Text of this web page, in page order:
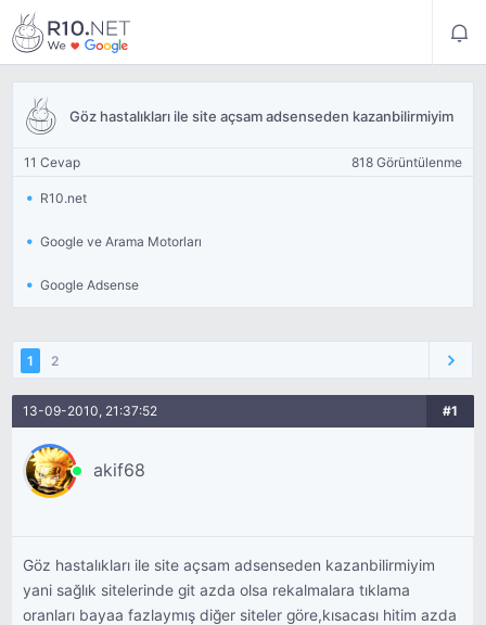
Göz hastalıkları ile site açsam adsenseden kazanbilirmiyim
11 Cevap 818 Görüntülenme
R10.net
Google ve Arama Motorları
Google Adsense
1 2
13-09-2010, 21:37:52 #1
akif68
Göz hastalıkları ile site açsam adsenseden kazanbilirmiyim
yani sağlık sitelerinde git azda olsa rekalmalara tıklama
oranları bayaa fazlaymış diğer siteler göre,kısacası hitim azda